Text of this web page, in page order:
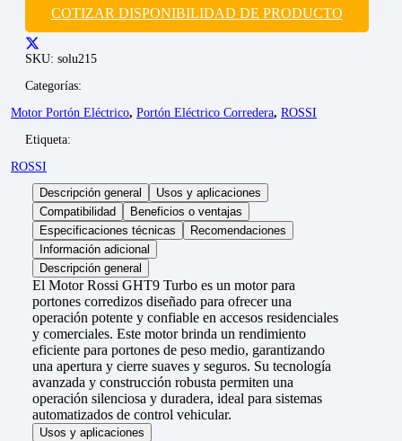
COTIZAR DISPONIBILIDAD DE PRODUCTO
SKU: solu215
Categorías:
Motor Portón Eléctrico, Portón Eléctrico Corredera, ROSSI
Etiqueta:
ROSSI
Descripción general
Usos y aplicaciones
Compatibilidad
Beneficios o ventajas
Especificaciones técnicas
Recomendaciones
Información adicional
Descripción general
El Motor Rossi GHT9 Turbo es un motor para
portones corredizos diseñado para ofrecer una
operación potente y confiable en accesos residenciales
y comerciales. Este motor brinda un rendimiento
eficiente para portones de peso medio, garantizando
una apertura y cierre suaves y seguros. Su tecnología
avanzada y construcción robusta permiten una
operación silenciosa y duradera, ideal para sistemas
automatizados de control vehicular.
Usos y aplicaciones